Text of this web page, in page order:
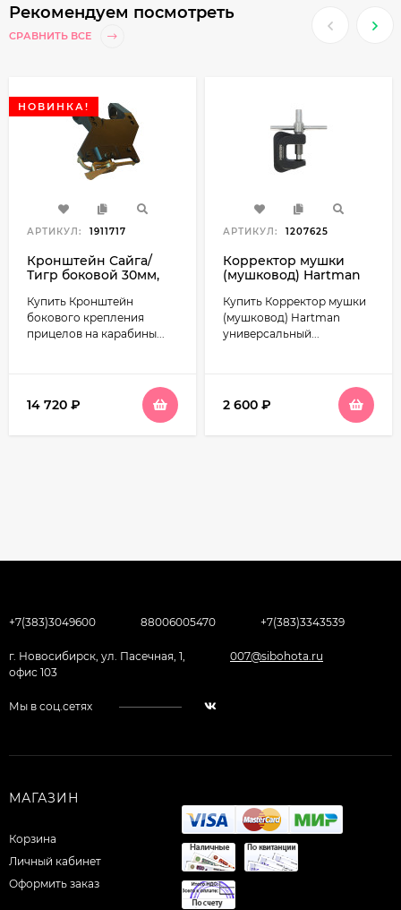
Рекомендуем посмотреть
СРАВНИТЬ ВСЕ
НОВИНКА!
АРТИКУЛ: 1911717
Кронштейн Сайга/
Тигр боковой 30мм,
(НПЗ)
Купить Кронштейн
бокового крепления
прицелов на карабины...
14 720 ₽
АРТИКУЛ: 1207625
Корректор мушки
(мушковод) Hartman
АК, Сайга, Вепрь, СКС)
Купить Корректор мушки
(мушковод) Hartman
универсальный...
2 600 ₽
+7(383)3049600 88006005470 +7(383)3343539
г. Новосибирск, ул. Пасечная, 1,
офис 103
007@sibohota.ru
Мы в соц.сетях
МАГАЗИН
Корзина
Личный кабинет
Оформить заказ